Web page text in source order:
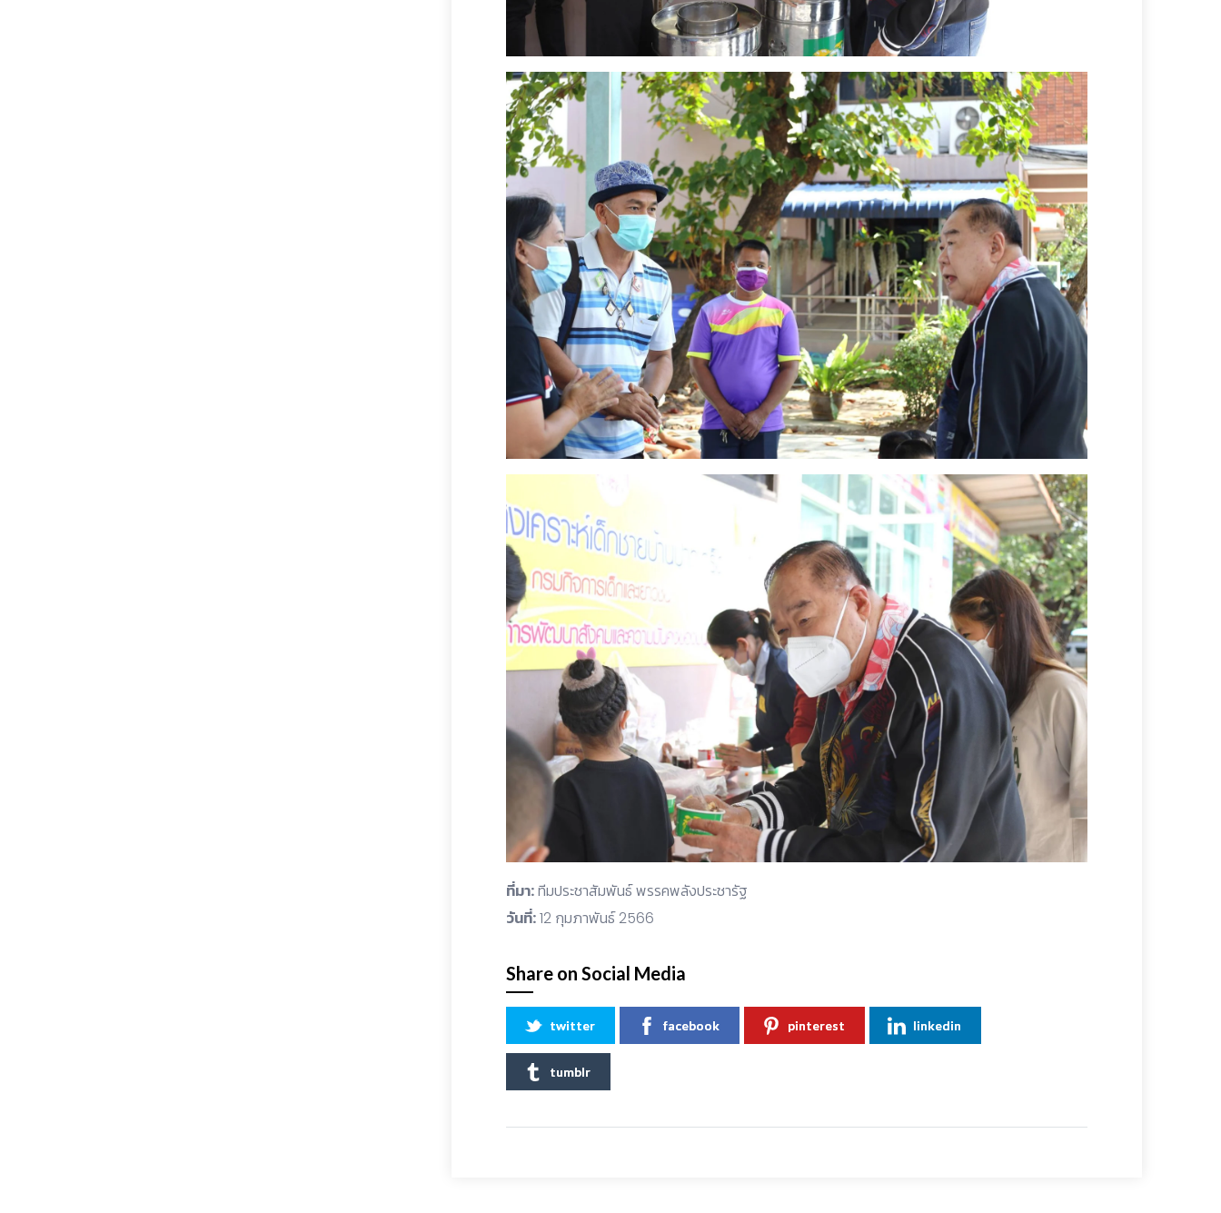
ที่มา:ทีมประชาสัมพันธ์ พรรคพลังประชารัฐ
วันที่:12 กุมภาพันธ์ 2566
Share on Social Media
twitter facebook pinterest linkedin
tumblr